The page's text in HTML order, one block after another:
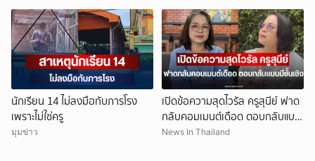
นักเรียน 14 ไม่ลงมือกับภารโรง
เพราะไม่ใช่ครู
มุมข่าว
เปิดข้อความสุดไวรัล ครูสุนีย์ ฟาด
กลับคอมเมนต์เดือด ตอบกลับแบบ
มีชั้นเชิง
News In Thailand